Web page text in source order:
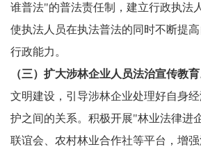
谁普法"的普法责任制，建立行政执法
使执法人员在执法普法的同时不断提
行政能力。
（三）扩大涉林企业人员法治宣传教育
文明建设，引导涉林企业处理好自身
护之间的关系。积极开展"林业法律进
联谊会、农村林业合作社等平台，增